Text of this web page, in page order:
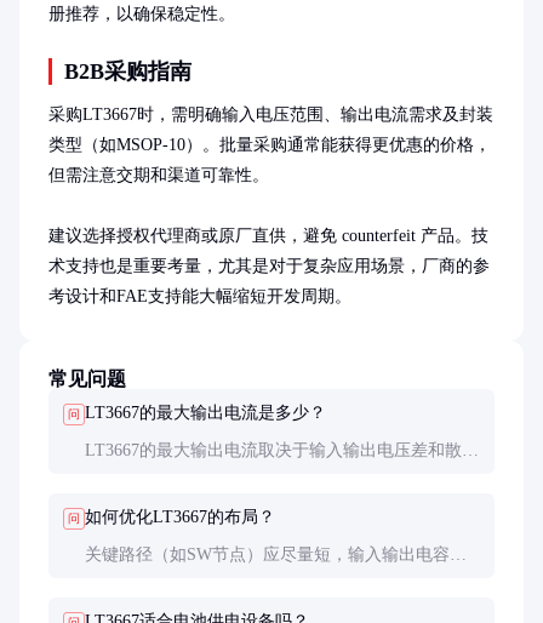
册推荐，以确保稳定性。
B2B采购指南
采购LT3667时，需明确输入电压范围、输出电流需求及封装
类型（如MSOP-10）。批量采购通常能获得更优惠的价格，
但需注意交期和渠道可靠性。
建议选择授权代理商或原厂直供，避免 counterfeit 产品。技
术支持也是重要考量，尤其是对于复杂应用场景，厂商的参
考设计和FAE支持能大幅缩短开发周期。
常见问题
问 LT3667的最大输出电流是多少？
LT3667的最大输出电流取决于输入输出电压差和散热
问 如何优化LT3667的布局？
关键路径（如SW节点）应尽量短，输入输出电容靠